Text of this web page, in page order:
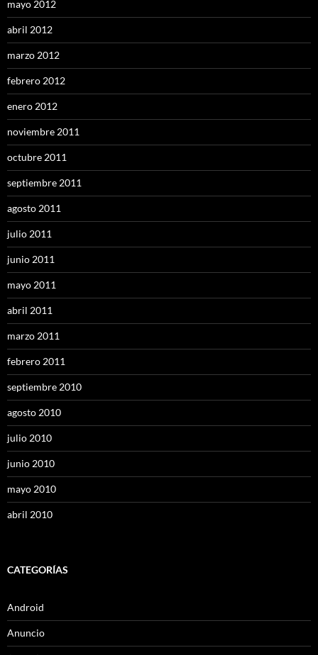
mayo 2012
abril 2012
marzo 2012
febrero 2012
enero 2012
noviembre 2011
octubre 2011
septiembre 2011
agosto 2011
julio 2011
junio 2011
mayo 2011
abril 2011
marzo 2011
febrero 2011
septiembre 2010
agosto 2010
julio 2010
junio 2010
mayo 2010
abril 2010
CATEGORÍAS
Android
Anuncio